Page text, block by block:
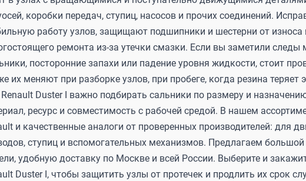
коробки передач, ступиц, насосов и прочих соединений.
работу узлов, защищают подшипники и шестерни от
ремонта из-за утечки смазки. Если вы заметили следы
посторонние запахи или падение уровня жидкости, стоит
их меняют при разборке узлов, при пробеге, когда резина теряет
Duster I важно подбирать сальники по размеру и
ресурс и совместимость с рабочей средой. В нашем
и качественные аналоги от проверенных производителей: для
ступиц и вспомогательных механизмов. Предлагаем
удобную доставку по Москве и всей России. Выберите и
Duster I, чтобы защитить узлы от протечек и продлить их срок